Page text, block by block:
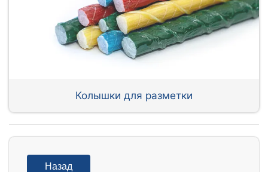
Колышки для разметки
Назад